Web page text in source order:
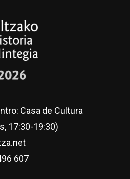
Casa de Cultura
17:30-19:30)
607